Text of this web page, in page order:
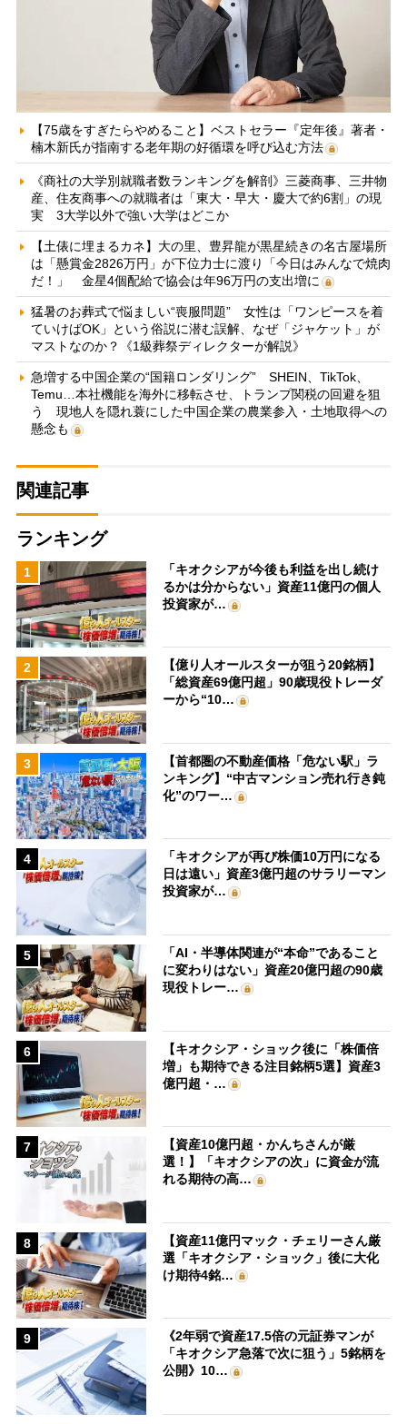
【75歳をすぎたらやめること】ベストセラー『定年後』著者・
楠木新氏が指南する老年期の好循環を呼び込む方法
《商社の大学別就職者数ランキングを解剖》三菱商事、三井物
産、住友商事への就職者は「東大・早大・慶大で約6割」の現
実 3大学以外で強い大学はどこか
【土俵に埋まるカネ】大の里、豊昇龍が黒星続きの名古屋場所
は「懸賞金2826万円」が下位力士に渡り「今日はみんなで焼肉
だ！」 金星4個配給で協会は年96万円の支出増に
猛暑のお葬式で悩ましい“喪服問題” 女性は「ワンピースを着
ていけばOK」という俗説に潜む誤解、なぜ「ジャケット」が
マストなのか？《1級葬祭ディレクターが解説》
急増する中国企業の“国籍ロンダリング” SHEIN、TikTok、
Temu…本社機能を海外に移転させ、トランプ関税の回避を狙
う 現地人を隠れ蓑にした中国企業の農業参入・土地取得への
懸念も
関連記事
ランキング
1
「キオクシアが今後も利益を出し続け
るかは分からない」資産11億円の個人
投資家が…
2
【億り人オールスターが狙う20銘柄】
「総資産69億円超」90歳現役トレーダ
ーから“10…
3
【首都圏の不動産価格「危ない駅」ラ
ンキング】“中古マンション売れ行き鈍
化”のワー…
4
「キオクシアが再び株価10万円になる
日は遠い」資産3億円超のサラリーマン
投資家が…
5
「AI・半導体関連が“本命”であること
に変わりはない」資産20億円超の90歳
現役トレー…
6
【キオクシア・ショック後に「株価倍
増」も期待できる注目銘柄5選】資産3
億円超・…
7
【資産10億円超・かんちさんが厳
選！】「キオクシアの次」に資金が流
れる期待の高…
8
【資産11億円マック・チェリーさん厳
選「キオクシア・ショック」後に大化
け期待4銘…
9
《2年弱で資産17.5倍の元証券マンが
「キオクシア急落で次に狙う」5銘柄を
公開》10…